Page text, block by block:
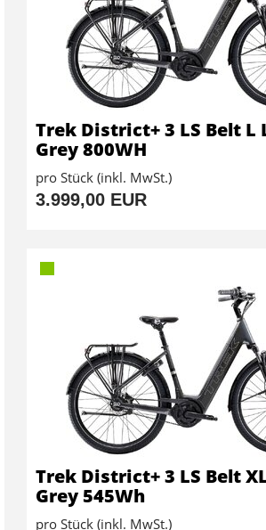
Trek District+ 3 LS Belt
Grey 800WH
pro Stück (inkl. MwSt.)
3.999,00 EUR
Trek District+ 3 LS Belt
Grey 545Wh
pro Stück (inkl. MwSt.)